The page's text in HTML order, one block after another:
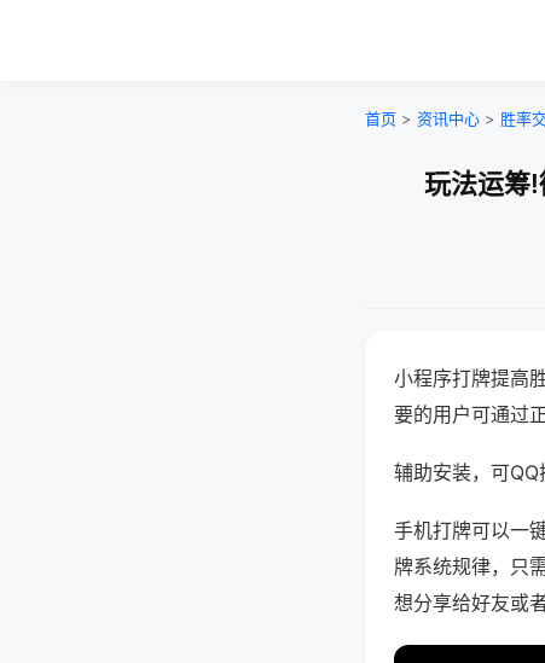
首页 > 资讯中心 > 胜率
玩法运筹
小程序打牌提高
要的用户可通过
辅助安装，可
手机打牌可以一
牌系统规律，只
想分享给好友或